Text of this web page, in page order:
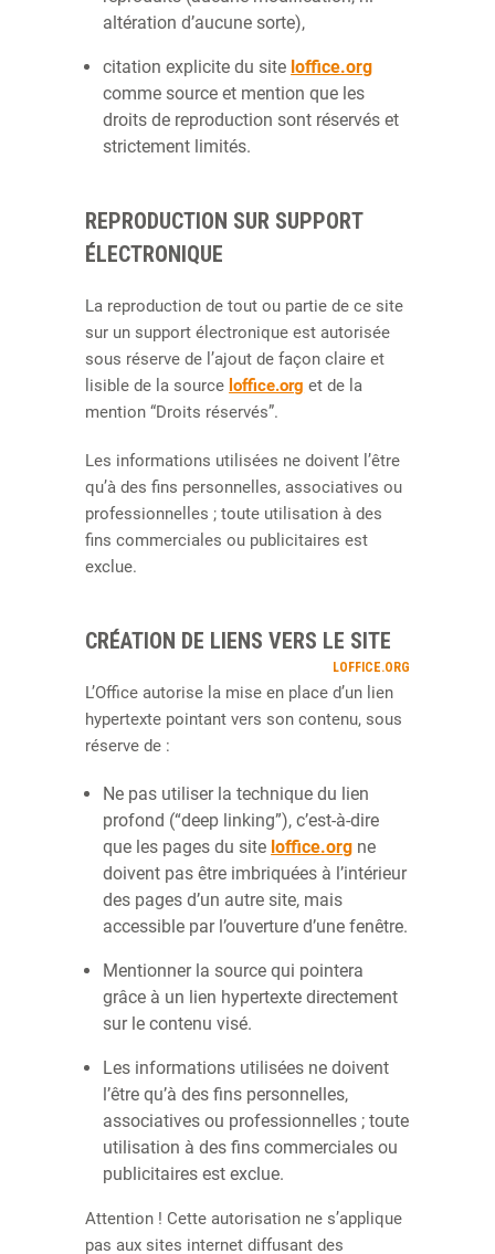
altération d’aucune sorte),
citation explicite du site loffice.org
comme source et mention que les
droits de reproduction sont réservés et
strictement limités.
REPRODUCTION SUR SUPPORT
ÉLECTRONIQUE
La reproduction de tout ou partie de ce site
sur un support électronique est autorisée
sous réserve de l’ajout de façon claire et
lisible de la source loffice.org et de la
mention “Droits réservés”.
Les informations utilisées ne doivent l’être
qu’à des fins personnelles, associatives ou
professionnelles ; toute utilisation à des
fins commerciales ou publicitaires est
exclue.
CRÉATION DE LIENS VERS LE SITE
LOFFICE.ORG
L’Office autorise la mise en place d’un lien
hypertexte pointant vers son contenu, sous
réserve de :
Ne pas utiliser la technique du lien
profond (“deep linking”), c’est-à-dire
que les pages du site loffice.org ne
doivent pas être imbriquées à l’intérieur
des pages d’un autre site, mais
accessible par l’ouverture d’une fenêtre.
Mentionner la source qui pointera
grâce à un lien hypertexte directement
sur le contenu visé.
Les informations utilisées ne doivent
l’être qu’à des fins personnelles,
associatives ou professionnelles ; toute
utilisation à des fins commerciales ou
publicitaires est exclue.
Attention ! Cette autorisation ne s’applique
pas aux sites internet diffusant des